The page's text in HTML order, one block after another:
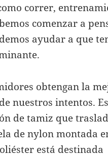
correr,
comenzar a
ayudar a que
obtengan la
nuestros intentos.
de tamiz que
de nylon montada
está destinada